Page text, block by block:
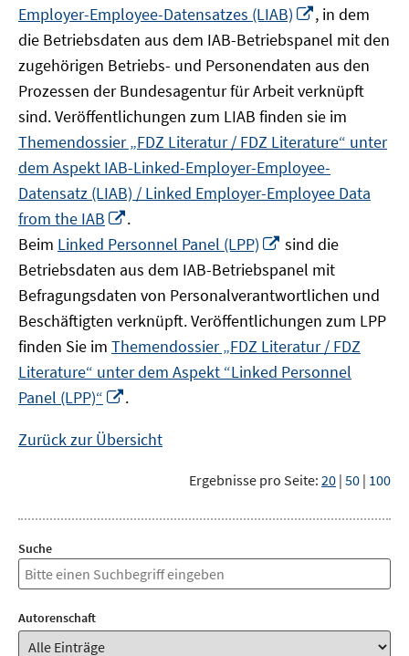
Employer-Employee-Datensatzes (LIAB)
In
neuem
Fenster
öffnen
, in dem
die Betriebsdaten aus dem IAB-Betriebspanel mit den
zugehörigen Betriebs- und Personendaten aus den
Prozessen der Bundesagentur für Arbeit verknüpft
sind. Veröffentlichungen zum LIAB finden sie im
Themendossier „FDZ Literatur / FDZ Literature“ unter
dem Aspekt IAB-Linked-Employer-Employee-
Datensatz (LIAB) / Linked Employer-Employee Data
from the IAB
neuem
Fenster
öffnen
.
Beim Linked Personnel Panel (LPP)
In
neuem
Fenster
öffnen
sind die
Betriebsdaten aus dem IAB-Betriebspanel mit
Befragungsdaten von Personalverantwortlichen und
Beschäftigten verknüpft. Veröffentlichungen zum LPP
finden Sie im Themendossier „FDZ Literatur / FDZ
Literature“ unter dem Aspekt “Linked Personnel
Panel (LPP)“
Fenster
.
Zurück zur Übersicht
Ergebnisse pro Seite: 20 | 50 | 100
Suche
Autorenschaft